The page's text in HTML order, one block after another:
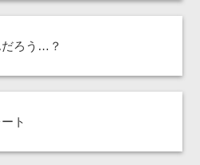
だろう…？
ト